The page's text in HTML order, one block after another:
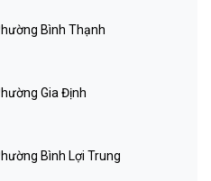
Bình Thạnh
Gia Định
Bình Lợi Trung